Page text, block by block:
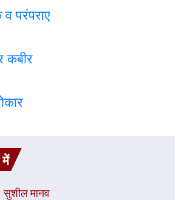
परंपराए
कबीर
सुशील मानव